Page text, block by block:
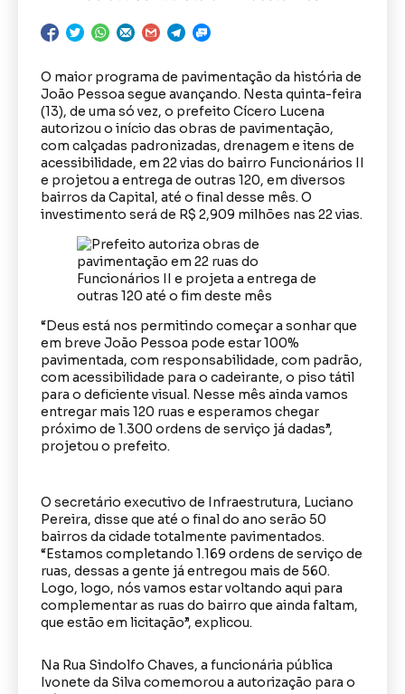
O maior programa de pavimentação da história de
João Pessoa segue avançando. Nesta quinta-feira
(13), de uma só vez, o prefeito Cícero Lucena
autorizou o início das obras de pavimentação,
com calçadas padronizadas, drenagem e itens de
acessibilidade, em 22 vias do bairro Funcionários II
e projetou a entrega de outras 120, em diversos
bairros da Capital, até o final desse mês. O
investimento será de R$ 2,909 milhões nas 22 vias.
“Deus está nos permitindo começar a sonhar que
em breve João Pessoa pode estar 100%
pavimentada, com responsabilidade, com padrão,
com acessibilidade para o cadeirante, o piso tátil
para o deficiente visual. Nesse mês ainda vamos
entregar mais 120 ruas e esperamos chegar
próximo de 1.300 ordens de serviço já dadas”,
projetou o prefeito.
O secretário executivo de Infraestrutura, Luciano
Pereira, disse que até o final do ano serão 50
bairros da cidade totalmente pavimentados.
“Estamos completando 1.169 ordens de serviço de
ruas, dessas a gente já entregou mais de 560.
Logo, logo, nós vamos estar voltando aqui para
complementar as ruas do bairro que ainda faltam,
que estão em licitação”, explicou.
Na Rua Sindolfo Chaves, a funcionária pública
Ivonete da Silva comemorou a autorização para o